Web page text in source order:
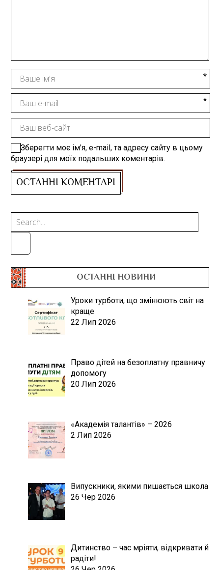
Зберегти моє ім'я, e-mail, та адресу сайту в цьому
браузері для моїх подальших коментарів.
ОСТАННІ НОВИНИ
Уроки турботи, що змінюють світ на
краще
22 Лип 2026
Право дітей на безоплатну правничу
допомогу
20 Лип 2026
«Академія талантів» – 2026
2 Лип 2026
Випускники, якими пишається школа
26 Чер 2026
Дитинство – час мріяти, відкривати й
радіти!